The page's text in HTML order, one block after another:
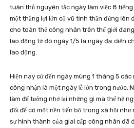
tuân thủ nguyên tắc ngày làm việc 8
một thắng lợi lớn cổ vũ tinh thần đứng lên
cho toàn thể công nhân trên thế giới
lao động từ đó ngày 1/5 là ngày đại diện
lao động.
Hiện nay cứ đến ngày mùng 1 tháng 5 các
công nhận là một ngày lễ lớn trong nước.
làm để tưởng nhớ lại những gì mà thế hệ
đổi để có một nền tiến bộ trong xã hội như
sự hình thành của giai cấp công nhân đã